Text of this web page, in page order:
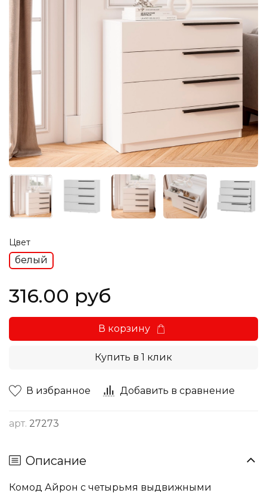
В избранное Добавить в сравнение
арт. 27273
Цвет
белый
316.00 руб
В корзину
Купить в 1 клик
Описание
Комод Айрон с четырьмя выдвижными